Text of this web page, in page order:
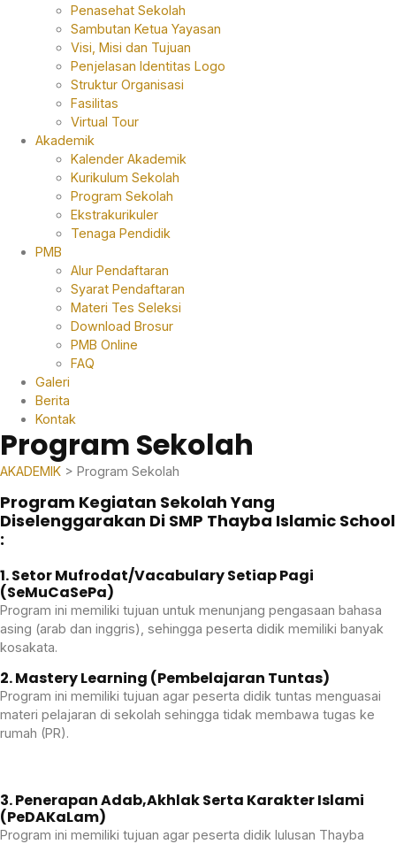
Penasehat Sekolah
Sambutan Ketua Yayasan
Visi, Misi dan Tujuan
Penjelasan Identitas Logo
Struktur Organisasi
Fasilitas
Virtual Tour
Akademik
Kalender Akademik
Kurikulum Sekolah
Program Sekolah
Ekstrakurikuler
Tenaga Pendidik
PMB
Alur Pendaftaran
Syarat Pendaftaran
Materi Tes Seleksi
Download Brosur
PMB Online
FAQ
Galeri
Berita
Kontak
Program Sekolah
AKADEMIK > Program Sekolah
Program Kegiatan Sekolah Yang
Diselenggarakan Di SMP Thayba Islamic School
:
1. Setor Mufrodat/Vacabulary Setiap Pagi
(SeMuCaSePa)
Program ini memiliki tujuan untuk menunjang pengasaan bahasa
asing (arab dan inggris), sehingga peserta didik memiliki banyak
kosakata.
2. Mastery Learning (Pembelajaran Tuntas)
Program ini memiliki tujuan agar peserta didik tuntas menguasai
materi pelajaran di sekolah sehingga tidak membawa tugas ke
rumah (PR).
3. Penerapan Adab,akhlak Serta Karakter Islami
(PeDAKaLam)
Program ini memiliki tujuan agar peserta didik lulusan Thayba